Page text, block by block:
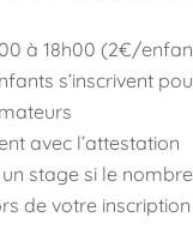
à 18h00 (2€/
s’inscrivent
avec l’attestation
stage si le
de votre inscription